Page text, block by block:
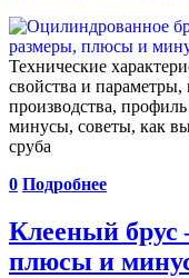
Технические
свойства и
производства,
минусы, советы, как
сруба
0 Подробнее
Клееный брус
плюсы и